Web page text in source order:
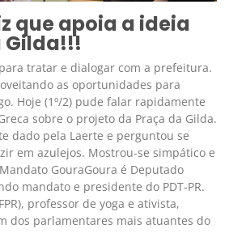
que apoia a ideia
Gilda!!!
tratar e dialogar com a prefeitura.
as oportunidades para
Hoje (1º/2) pude falar rapidamente
sobre o projeto da Praça da Gilda.
dado pela Laerte e perguntou se
em azulejos. Mostrou-se simpático e
GouraGoura é Deputado
mandato e presidente do PDT-PR.
professor de yoga e ativista,
dos parlamentares mais atuantes do